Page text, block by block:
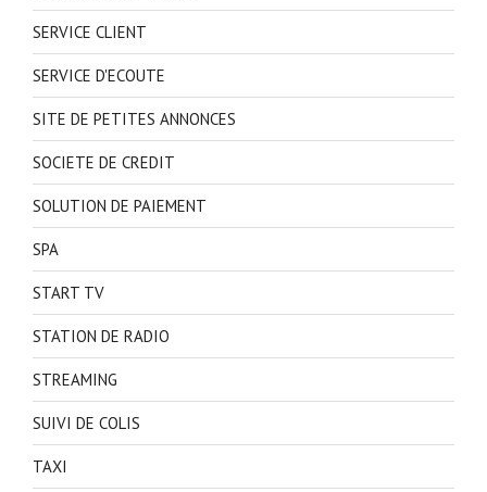
SERVICE CLIENT
SERVICE D'ECOUTE
SITE DE PETITES ANNONCES
SOCIETE DE CREDIT
SOLUTION DE PAIEMENT
SPA
START TV
STATION DE RADIO
STREAMING
SUIVI DE COLIS
TAXI